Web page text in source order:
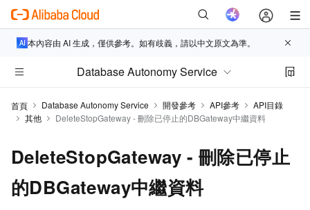
本內容由 AI 生成，僅供參考。如有歧義，請以中文原文為準。
Database Autonomy Service
首頁 Database Autonomy Service 開發參考 API參考
API目錄
其他
DeleteStopGateway - 刪除已停止的DBGateway中繼資料
DeleteStopGateway - 刪除已停止
的DBGateway中繼資料